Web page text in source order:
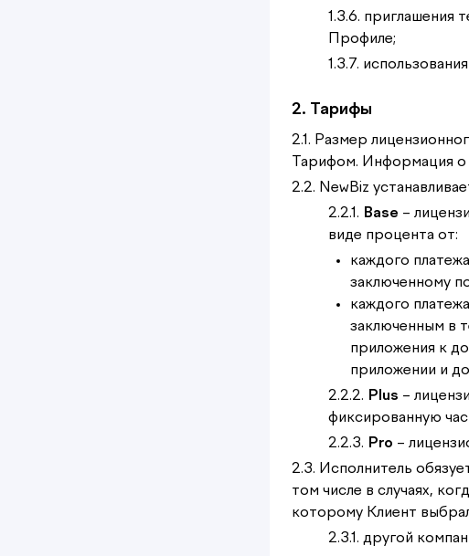
1.3.6. приглашения
Профиле;
1.3.7.
2. Тарифы
2.1. Размер
Тарифом. Информация
2.2. NewBiz
2.2.1. Base –
виде процента от:
каждого
заключенному
каждого
заключенным в
приложения к
приложении и
2.2.2. Plus –
фиксированную
2.2.3. Pro –
2.3. Исполнитель
том числе в случаях,
которому Клиент
2.3.1. другой